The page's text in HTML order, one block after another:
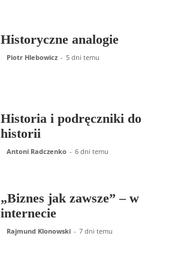
Historyczne analogie
Piotr Hlebowicz - 5 dni temu
Historia i podręczniki do
historii
Antoni Radczenko - 6 dni temu
„Biznes jak zawsze” – w
internecie
Rajmund Klonowski - 7 dni temu